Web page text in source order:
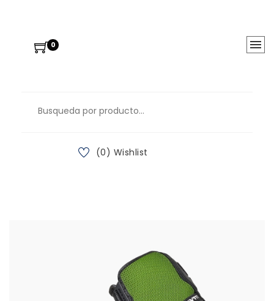
0
(0) Wishlist